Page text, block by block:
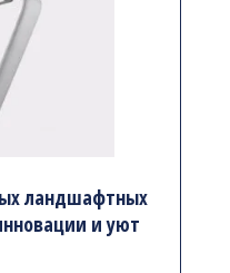
ландшафтных
и уют